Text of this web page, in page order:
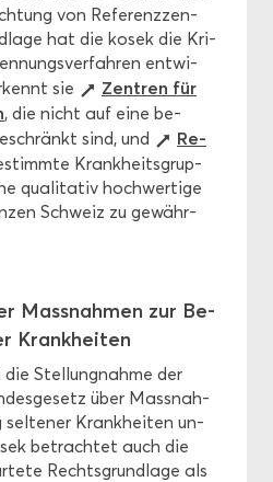
von Re­fe­renz­zen­
hat die kosek die Kri­
ent­wi­
sie
Zen­tren für
, die nicht auf eine be­
sind, und
Re­
Krank­heits­grup­
qua­li­ta­tiv hoch­wer­ti­ge
Schweiz zu ge­währ­
Mass­nah­men zur Be­
Krank­hei­ten
Stel­lung­nah­me der
über Mass­nah­
sel­te­ner Krank­hei­ten un­
be­trach­tet auch die
Rechts­grund­la­ge als